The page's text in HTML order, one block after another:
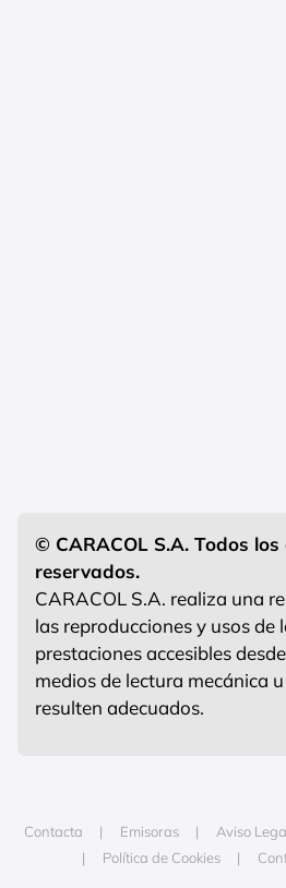
© CARACOL S.A. Todos los
reservados.
CARACOL S.A. realiza una
las reproducciones y usos de
prestaciones accesibles
medios de lectura mecánica
resulten adecuados.
Contacta Emisoras Aviso
Política de Cookies